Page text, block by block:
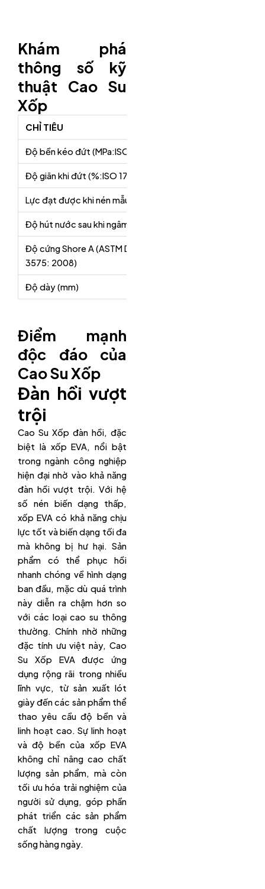
Khám phá
thông số kỹ
thuật Cao Su
Xốp
CHỈ TIÊU
Độ bền kéo đứt (MPa:ISO 1798: 1997)
Độ giãn khi đứt (%:ISO 1798: 1997)
Lực đạt được khi nén mẫu 50% chiều cao ban đầu (MPa:
Độ hút nước sau khi ngâm 24 giờ trong nước ở 200C (Kg/
Độ cứng Shore A (ASTM D
3575: 2008)
Độ dày (mm)
Điểm mạnh
độc đáo của
Cao Su Xốp
Đàn hồi vượt
trội
Cao Su Xốp đàn hồi, đặc
biệt là xốp EVA, nổi bật
trong ngành công nghiệp
hiện đại nhờ vào khả năng
đàn hồi vượt trội. Với hệ
số nén biến dạng thấp,
xốp EVA có khả năng chịu
lực tốt và biến dạng tối đa
mà không bị hư hại. Sản
phẩm có thể phục hồi
nhanh chóng về hình dạng
ban đầu, mặc dù quá trình
này diễn ra chậm hơn so
với các loại cao su thông
thường. Chính nhờ những
đặc tính ưu việt này, Cao
Su Xốp EVA được ứng
dụng rộng rãi trong nhiều
lĩnh vực, từ sản xuất lót
giày đến các sản phẩm thể
thao yêu cầu độ bền và
linh hoạt cao. Sự linh hoạt
và độ bền của xốp EVA
không chỉ nâng cao chất
lượng sản phẩm, mà còn
tối ưu hóa trải nghiệm của
người sử dụng, góp phần
phát triển các sản phẩm
chất lượng trong cuộc
sống hàng ngày.